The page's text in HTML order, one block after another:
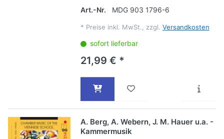
Art.-Nr.
MDG 903 1796-6
* Preise inkl. MwSt., zzgl. Versandkosten
sofort lieferbar
21,99 € *
A. Berg, A. Webern, J. M. Hauer u.a. -
Kammermusik